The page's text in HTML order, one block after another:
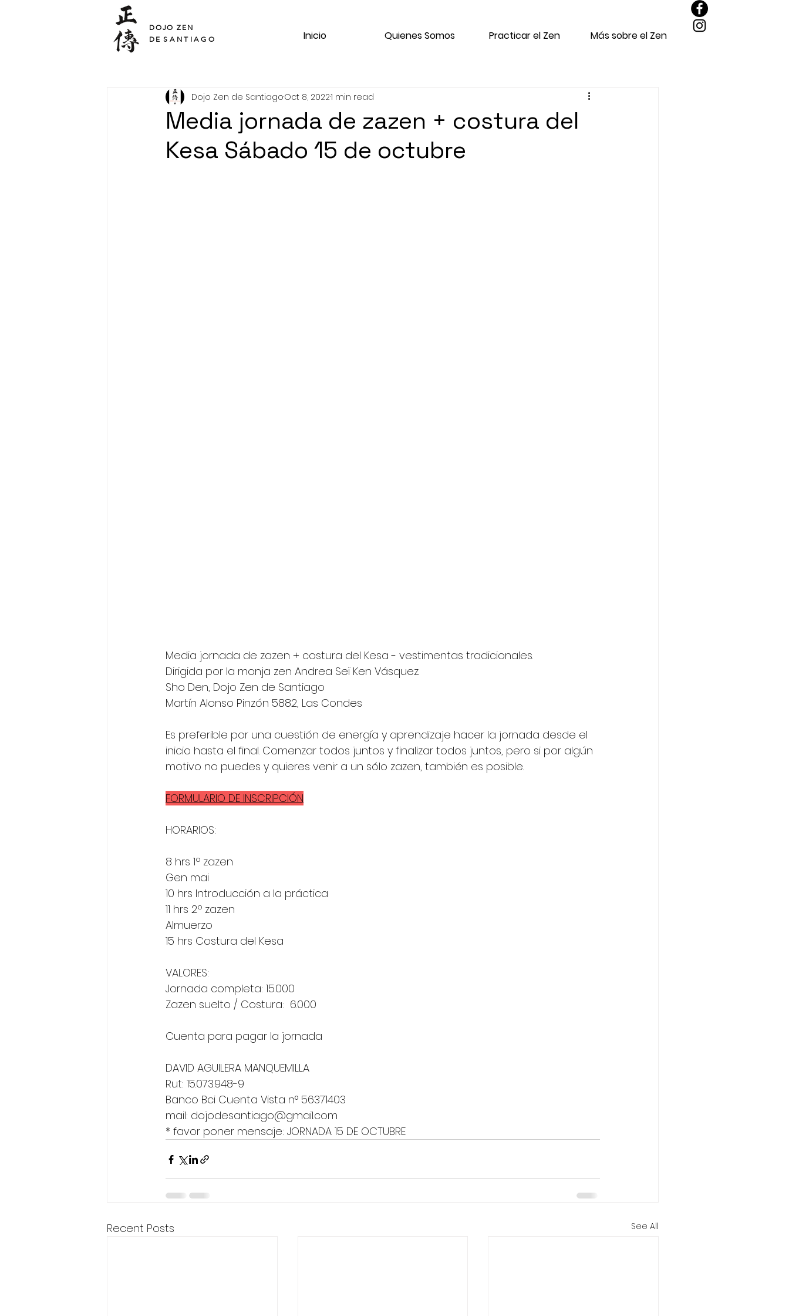
DOJO ZEN
DESANTIAGO Inicio Quienes Somos Practicar el Zen Más sobre el Zen
Media jornada de zazen + costura del
Kesa Sábado 15 de octubre
Dojo Zen de SantiagoOct 8, 20221 min read
Media jornada de zazen + costura del Kesa - vestimentas tradicionales.
Dirigida por la monja zen Andrea Seï Ken Vásquez.
Sho Den, Dojo Zen de Santiago
Martín Alonso Pinzón 5882, Las Condes
Es preferible por una cuestión de energía y aprendizaje hacer la jornada desde el
inicio hasta el final. Comenzar todos juntos y finalizar todos juntos, pero si por algún
motivo no puedes y quieres venir a un sólo zazen, también es posible.
FORMULARIO DE INSCRIPCIÓN
HORARIOS:
8 hrs 1º zazen
Gen mai
10 hrs Introducción a la práctica
11 hrs 2º zazen
Almuerzo
15 hrs Costura del Kesa
VALORES:
Jornada completa: 15.000
Zazen suelto / Costura:  6.000
Cuenta para pagar la jornada
DAVID AGUILERA MANQUEMILLA
Rut: 15.073.948-9
Banco Bci Cuenta Vista n° 56371403
mail: dojodesantiago@gmail.com
* favor poner mensaje: JORNADA 15 DE OCTUBRE
Recent Posts See All